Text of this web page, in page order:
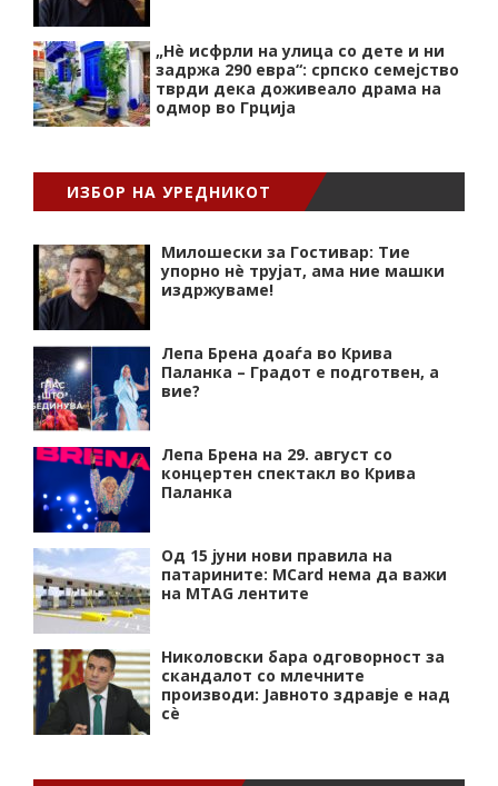
„Нѐ исфрли на улица со дете и ни
задржа 290 евра“: српско семејство
тврди дека доживеало драма на
одмор во Грција
ИЗБОР НА УРЕДНИКОТ
Милошески за Гостивар: Тие
упорно нѐ трујат, ама ние машки
издржуваме!
Лепа Брена доаѓа во Крива
Паланка – Градот е подготвен, а
вие?
Лепа Брена на 29. август со
концертен спектакл во Крива
Паланка
Од 15 јуни нови правила на
патарините: MCard нема да важи
на MTAG лентите
Николовски бара одговорност за
скандалот со млечните
производи: Јавното здравје е над
сѐ